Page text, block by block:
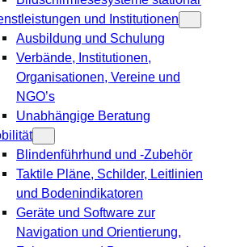
und Institutionen
Ausbildung und Schulung
Verbände, Institutionen,
Organisationen, Vereine und
NGO’s
Unabhängige Beratung
Blindenführhund und -Zubehör
Taktile Pläne, Schilder, Leitlinien
und Bodenindikatoren
Geräte und Software zur
Navigation und Orientierung,